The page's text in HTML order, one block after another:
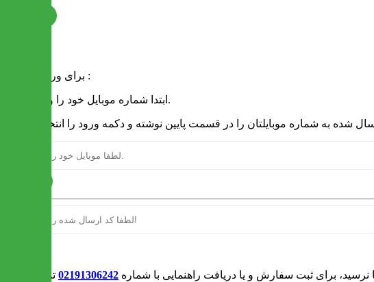
برای ورود به سایت :
1 - ابتدا شماره موبایل خود را وارد کنید.
برای ثبت سفارش و یا دریافت راهنمایی با شماره 02191306242 تماس بگیرید